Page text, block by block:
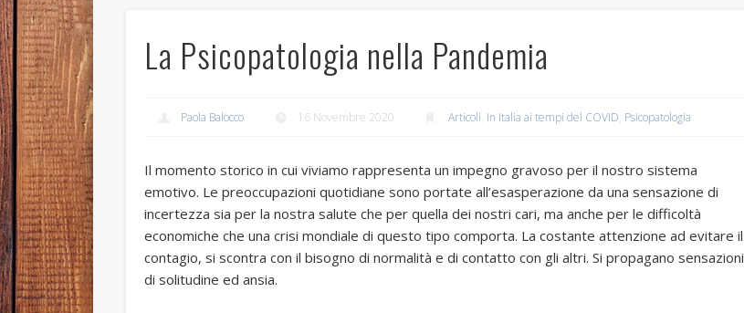
La Psicopatologia nella Pandemia
Paola Balocco 16 Novembre 2020 Articoli, In Italia ai tempi del COVID, Psicopatologia
Il momento storico in cui viviamo rappresenta un impegno gravoso per il nostro sistema
emotivo. Le preoccupazioni quotidiane sono portate all’esasperazione da una sensazione di
incertezza sia per la nostra salute che per quella dei nostri cari, ma anche per le difficoltà
economiche che una crisi mondiale di questo tipo comporta. La costante attenzione ad evitare il
contagio, si scontra con il bisogno di normalità e di contatto con gli altri. Si propagano sensazioni
di solitudine ed ansia.